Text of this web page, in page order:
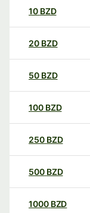
10 BZD
20 BZD
50 BZD
100 BZD
250 BZD
500 BZD
1000 BZD